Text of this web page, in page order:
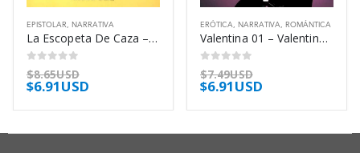
EPISTOLAR , NARRATIVA
La Escopeta De Caza – Inoue Yasushi
0out of 5
$8.65USD
$6.91USD
ERÓTICA, NARRATIVA, ROMÁNTICA
Valentina 01 – Valentina Y El Cuarto – Blake Evie
0out of 5
$7.49USD
$6.91USD